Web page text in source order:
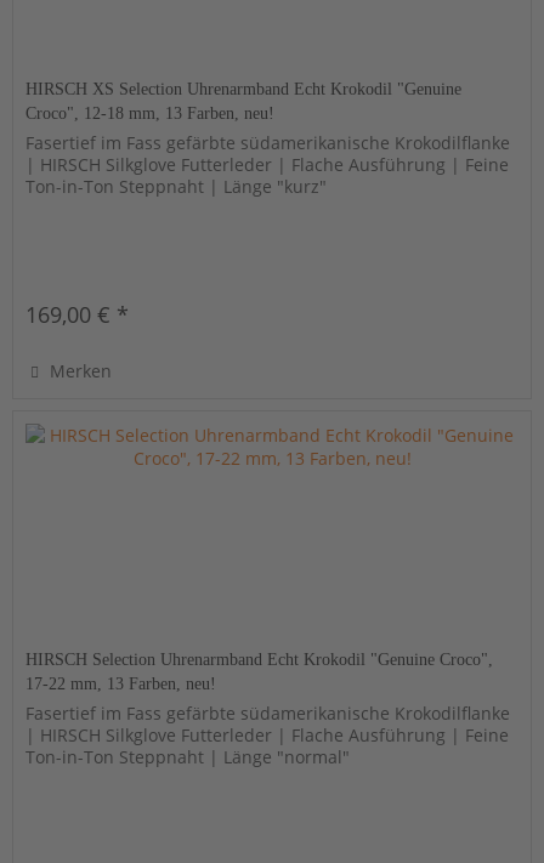
HIRSCH XS Selection Uhrenarmband Echt Krokodil "Genuine
Croco", 12-18 mm, 13 Farben, neu!
Fasertief im Fass gefärbte südamerikanische Krokodilflanke
| HIRSCH Silkglove Futterleder | Flache Ausführung | Feine
Ton-in-Ton Steppnaht | Länge "kurz"
169,00 € *
Merken
HIRSCH Selection Uhrenarmband Echt Krokodil "Genuine Croco",
17-22 mm, 13 Farben, neu!
Fasertief im Fass gefärbte südamerikanische Krokodilflanke
| HIRSCH Silkglove Futterleder | Flache Ausführung | Feine
Ton-in-Ton Steppnaht | Länge "normal"